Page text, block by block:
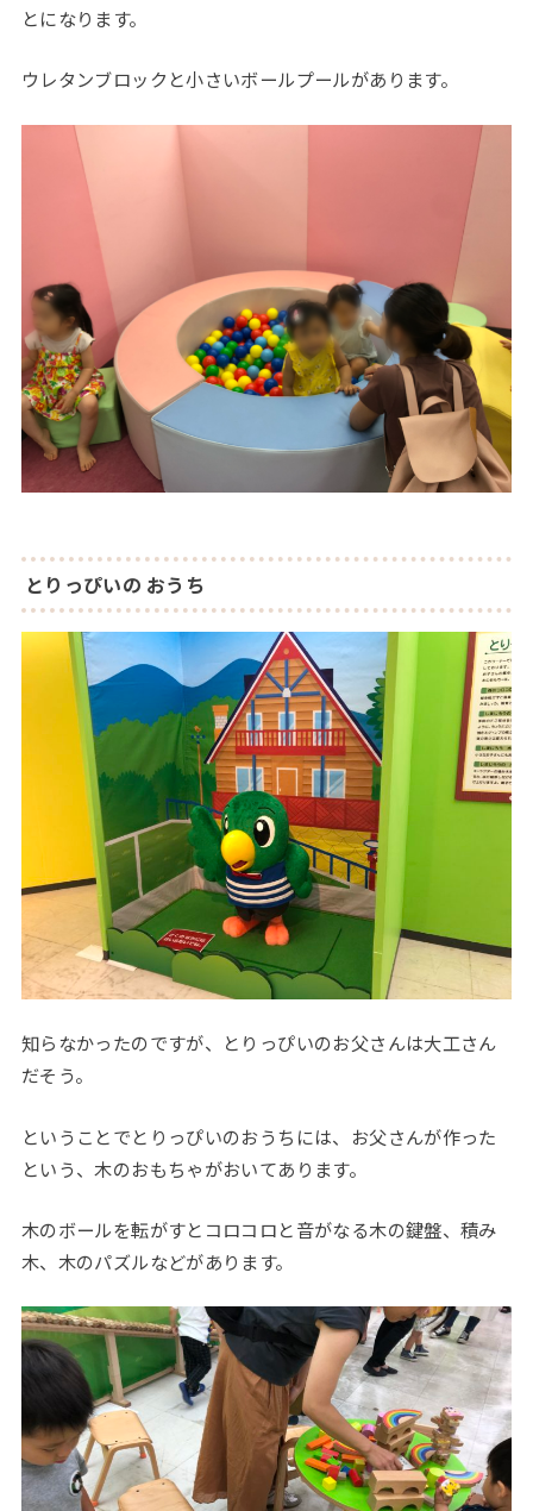
とになります。
ウレタンブロックと小さいボールプールがあります。
とりっぴいの おうち
知らなかったのですが、とりっぴいのお父さんは大工さん
だそう。
ということでとりっぴいのおうちには、お父さんが作った
という、木のおもちゃがおいてあります。
木のボールを転がすとコロコロと音がなる木の鍵盤、積み
木、木のパズルなどがあります。